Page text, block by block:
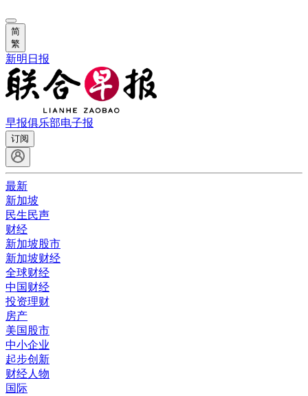
简
繁
新明日报
早报俱乐部电子报
订阅
最新
新加坡
民生民声
财经
新加坡股市
新加坡财经
全球财经
中国财经
投资理财
房产
美国股市
中小企业
起步创新
财经人物
国际